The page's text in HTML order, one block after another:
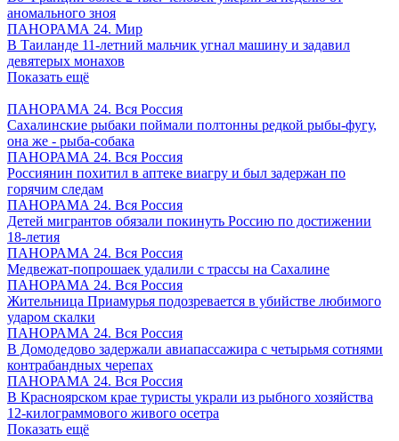
аномального зноя
ПАНОРАМА 24. Мир
В Таиланде 11-летний мальчик угнал машину и задавил
девятерых монахов
Показать ещё
ПАНОРАМА 24. Вся Россия
Сахалинские рыбаки поймали полтонны редкой рыбы-фугу,
она же - рыба-собака
ПАНОРАМА 24. Вся Россия
Россиянин похитил в аптеке виагру и был задержан по
горячим следам
ПАНОРАМА 24. Вся Россия
Детей мигрантов обязали покинуть Россию по достижении
18-летия
ПАНОРАМА 24. Вся Россия
Медвежат-попрошаек удалили с трассы на Сахалине
ПАНОРАМА 24. Вся Россия
Жительница Приамурья подозревается в убийстве любимого
ударом скалки
ПАНОРАМА 24. Вся Россия
В Домодедово задержали авиапассажира с четырьмя сотнями
контрабандных черепах
ПАНОРАМА 24. Вся Россия
В Красноярском крае туристы украли из рыбного хозяйства
12-килограммового живого осетра
Показать ещё